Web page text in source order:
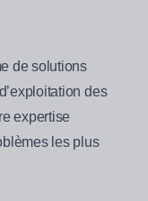
de solutions
des
expertise
les plus